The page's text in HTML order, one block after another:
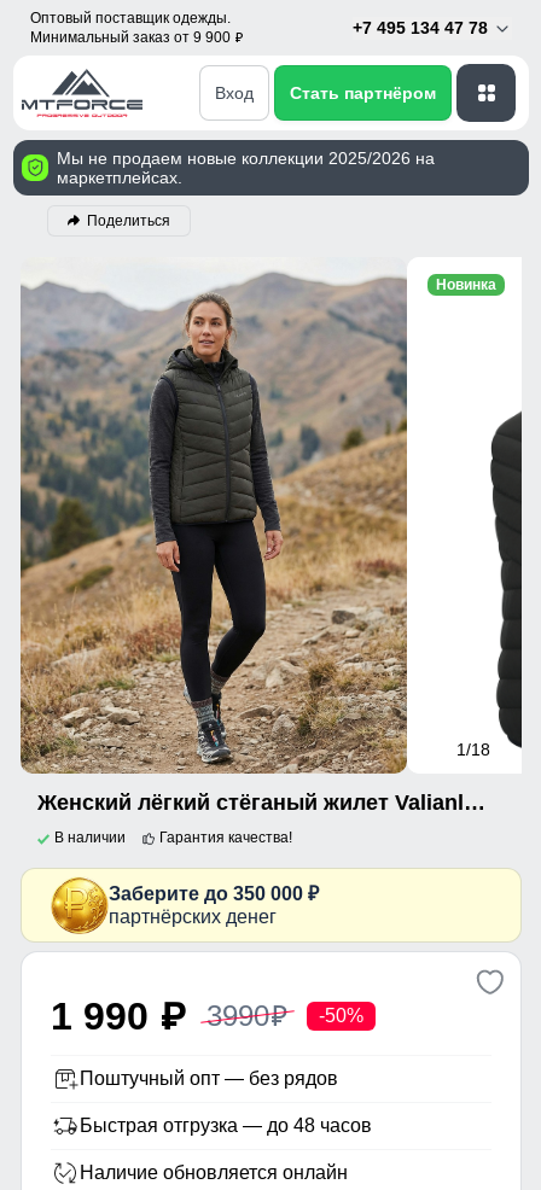
Оптовый поставщик одежды.
Минимальный заказ от 9 900 p
+7 495 134 47 78
Вход Стать партнёром
Мы не продаем новые коллекции 2025/2026 на
маркетплейсах.
Поделиться
1/18
Новинка
Женский лёгкий стёганый жилет Valianly с капюшоном цвета хаки 9636_2Kh
В наличии Гарантия качества!
Заберите до 350 000 ₽
партнёрских денег
1 990 p 3990p -50%
Поштучный опт — без рядов
Быстрая отгрузка — до 48 часов
Наличие обновляется онлайн